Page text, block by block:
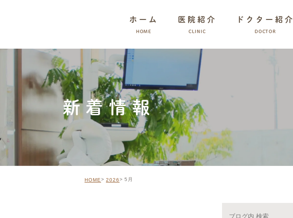
ホーム
HOME
医院紹介
CLINIC
ドクター紹介
DOCTOR
新着情報
HOME 2026 5月